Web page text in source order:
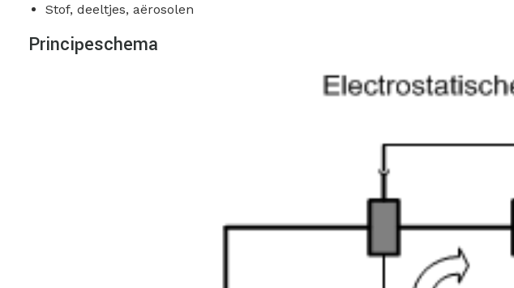
Stof, deeltjes, aërosolen
Principeschema